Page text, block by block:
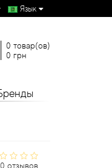
Язык
0 товар(ов)
0 грн
0 отзывов